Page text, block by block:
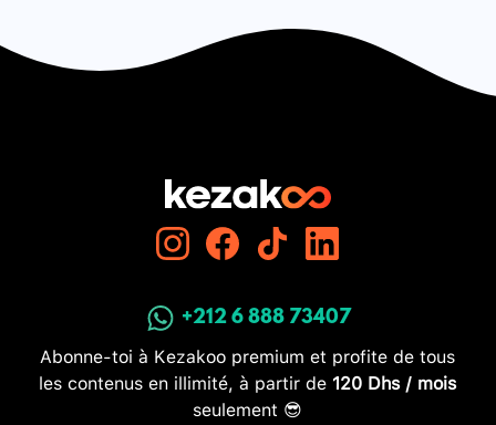
+212 6 888 73407
Abonne-toi à Kezakoo premium et profite de tous
les contenus en illimité, à partir de 120 Dhs / mois
seulement 😎